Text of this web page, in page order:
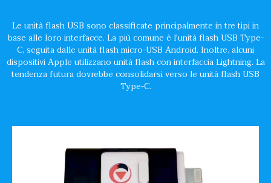
Le unità flash USB sono classificate principalmente in tre tipi in
base alle loro interfacce. La più comune è l'unità flash USB Type-
C, seguita dalle unità flash micro-USB Android. Inoltre, alcuni
dispositivi Apple utilizzano unità flash con interfaccia Lightning. La
tendenza futura dovrebbe consolidarsi verso le unità flash USB
Type-C.